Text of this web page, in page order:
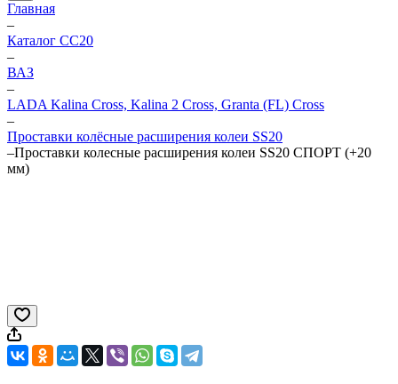
Главная
–
Каталог CC20
–
ВАЗ
–
LADA Kalina Cross, Kalina 2 Cross, Granta (FL) Cross
–
Проставки колёсные расширения колеи SS20
–Проставки колесные расширения колеи SS20 СПОРТ (+20
мм)